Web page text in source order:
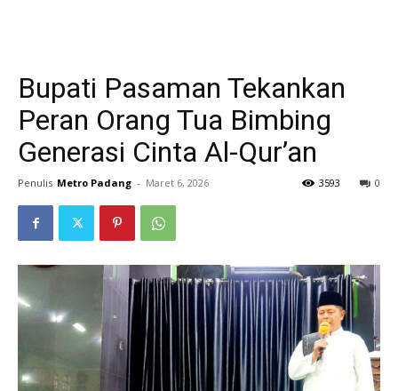
Bupati Pasaman Tekankan
Peran Orang Tua Bimbing
Generasi Cinta Al-Qur’an
Penulis Metro Padang - Maret 6, 2026 0
3593